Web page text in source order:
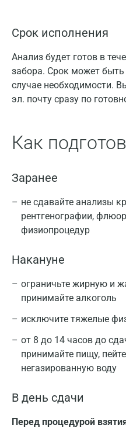
Срок исполнения
Анализ будет готов в
забора. Срок может быть
случае необходимости.
эл. почту сразу по
Как
Заранее
не сдавайте анализы
рентгенографии,
физиопроцедур
Накануне
ограничьте жирную и
принимайте алкоголь
исключите тяжелые
от 8 до 14 часов до
принимайте пищу,
негазированную воду
В день сдачи
Перед процедурой